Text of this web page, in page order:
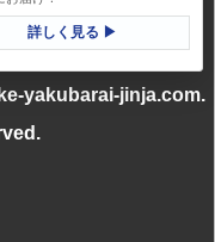
禁じます
yakubarai-jinja.com.
詳しく見る ▶